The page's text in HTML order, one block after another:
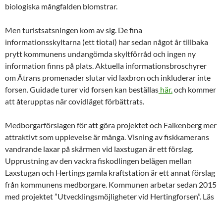
biologiska mångfalden blomstrar.
Men turistsatsningen kom av sig. De fina
informationsskyltarna (ett tiotal) har sedan något år tillbaka
prytt kommunens undangömda skyltförråd och ingen ny
information finns på plats. Aktuella informationsbroschyrer
om Ätrans promenader slutar vid laxbron och inkluderar inte
forsen. Guidade turer vid forsen kan beställas här.och kommer
att återupptas när covidläget förbättrats.
Medborgarförslagen för att göra projektet och Falkenberg mer
attraktivt som upplevelse är många. Visning av fiskkamerans
vandrande laxar på skärmen vid laxstugan är ett förslag.
Upprustning av den vackra fiskodlingen belägen mellan
Laxstugan och Hertings gamla kraftstation är ett annat förslag
från kommunens medborgare. Kommunen arbetar sedan 2015
med projektet ”Utvecklingsmöjligheter vid Hertingforsen”. Läs